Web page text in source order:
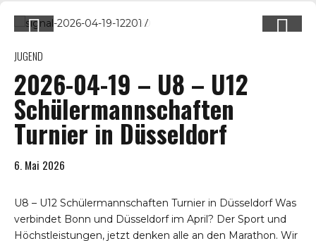
JUGEND
2026-04-19 – U8 – U12
Schülermannschaften
Turnier in Düsseldorf
6. Mai 2026
U8 – U12 Schülermannschaften Turnier in Düsseldorf Was
verbindet Bonn und Düsseldorf im April? Der Sport und
Höchstleistungen, jetzt denken alle an den Marathon. Wir